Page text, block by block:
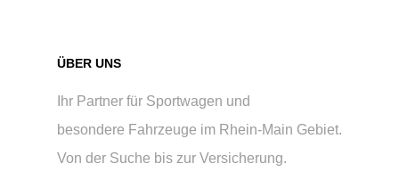
ÜBER UNS
Ihr Partner für Sportwagen und
besondere Fahrzeuge im Rhein-Main Gebiet.
Von der Suche bis zur Versicherung.